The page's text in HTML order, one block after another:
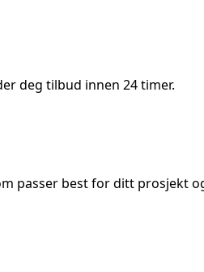
deg tilbud innen 24 timer.
passer best for ditt prosjekt